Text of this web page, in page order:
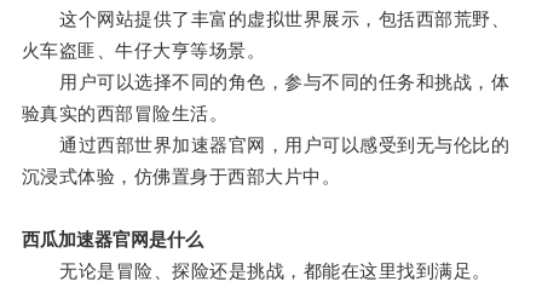
这个网站提供了丰富的虚拟世界展示，包括西部荒野、
火车盗匪、牛仔大亨等场景。
用户可以选择不同的角色，参与不同的任务和挑战，体
验真实的西部冒险生活。
通过西部世界加速器官网，用户可以感受到无与伦比的
沉浸式体验，仿佛置身于西部大片中。
西瓜加速器官网是什么
无论是冒险、探险还是挑战，都能在这里找到满足。